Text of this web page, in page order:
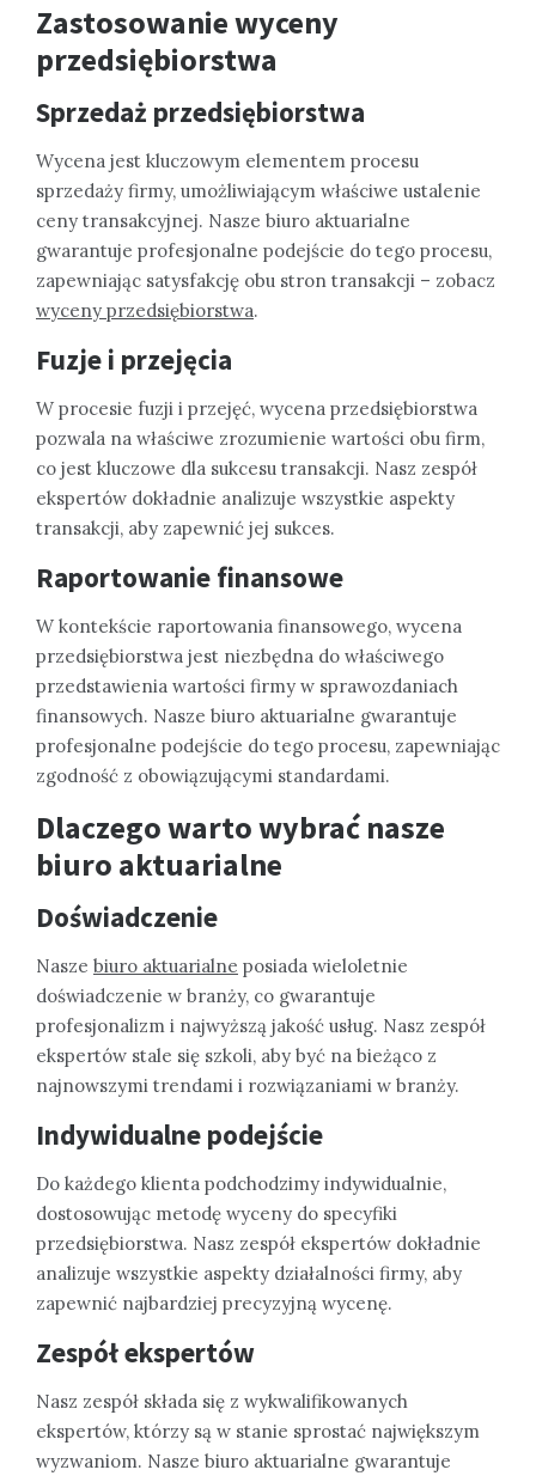
Zastosowaniewyceny
przedsiębiorstwa
Sprzedaż przedsiębiorstwa
Wycena jest kluczowym elementem procesu
sprzedaży firmy, umożliwiającym właściwe ustalenie
ceny transakcyjnej. Nasze biuro aktuarialne
gwarantuje profesjonalne podejście do tego procesu,
zapewniając satysfakcję obu stron transakcji – zobacz
wyceny przedsiębiorstwa.
Fuzje i przejęcia
W procesie fuzji i przejęć, wycena przedsiębiorstwa
pozwala na właściwe zrozumienie wartości obu firm,
co jest kluczowe dla sukcesu transakcji. Nasz zespół
ekspertów dokładnie analizuje wszystkie aspekty
transakcji, aby zapewnić jej sukces.
Raportowanie finansowe
W kontekście raportowania finansowego, wycena
przedsiębiorstwa jest niezbędna do właściwego
przedstawienia wartości firmy w sprawozdaniach
finansowych. Nasze biuro aktuarialne gwarantuje
profesjonalne podejście do tego procesu, zapewniając
zgodność z obowiązującymi standardami.
Dlaczego warto wybrać nasze
biuro aktuarialne
Doświadczenie
Nasze biuro aktuarialne posiada wieloletnie
doświadczenie w branży, co gwarantuje
profesjonalizm i najwyższą jakość usług. Nasz zespół
ekspertów stale się szkoli, aby być na bieżąco z
najnowszymi trendami i rozwiązaniami w branży.
Indywidualne podejście
Do każdego klienta podchodzimy indywidualnie,
dostosowując metodę wyceny do specyfiki
przedsiębiorstwa. Nasz zespół ekspertów dokładnie
analizuje wszystkie aspekty działalności firmy, aby
zapewnić najbardziej precyzyjną wycenę.
Zespół ekspertów
Nasz zespół składa się z wykwalifikowanych
ekspertów, którzy są w stanie sprostać największym
wyzwaniom. Nasze biuro aktuarialne gwarantuje